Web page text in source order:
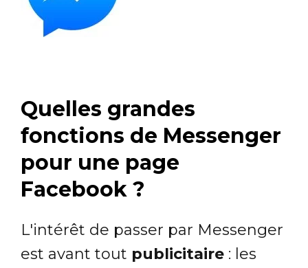
Quelles grandes
fonctions de Messenger
pour une page
Facebook ?
L'intérêt de passer par Messenger
est avant tout publicitaire : les